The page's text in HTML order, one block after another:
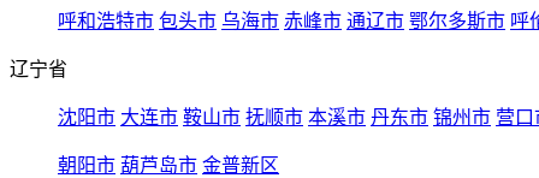
呼和浩特市 包头市 乌海市 赤峰市 通辽市 鄂尔多斯市 呼
辽宁省
沈阳市 大连市 鞍山市 抚顺市 本溪市 丹东市 锦州市 营口
朝阳市 葫芦岛市 金普新区